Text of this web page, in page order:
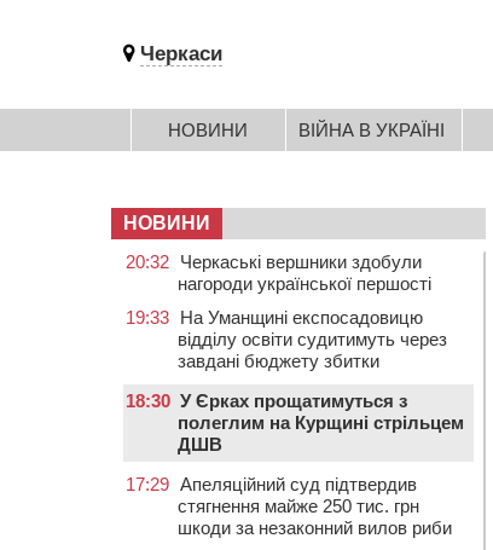
Черкаси
НОВИНИ ВІЙНА В УКРАЇНІ
НОВИНИ
20:32 Черкаські вершники здобули
нагороди української першості
19:33 На Уманщині експосадовицю
відділу освіти судитимуть через
завдані бюджету збитки
18:30 У Єрках прощатимуться з
полеглим на Курщині стрільцем
ДШВ
17:29 Апеляційний суд підтвердив
стягнення майже 250 тис. грн
шкоди за незаконний вилов риби